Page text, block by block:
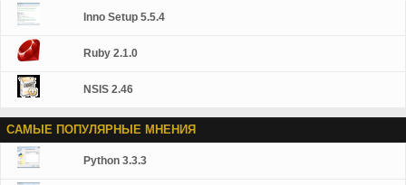
Inno Setup 5.5.4
Ruby 2.1.0
NSIS 2.46
САМЫЕ ПОПУЛЯРНЫЕ МНЕНИЯ
Python 3.3.3